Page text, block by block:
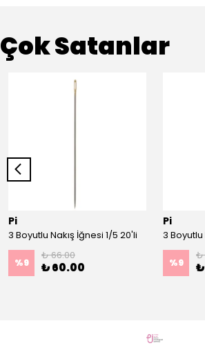
Çok Satanlar
Pi
3 Boyutlu Nakış İğnesi 1/5 20'li
%9
₺ 66.00
₺ 60.00
Pi
3 Boyutlu
%9
₺